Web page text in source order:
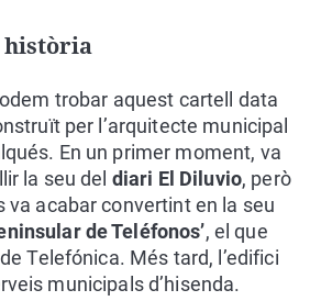
història
trobar aquest cartell data
per l’arquitecte municipal
En un primer moment, va
la seu del diari El Diluvio, però
va acabar convertint en la seu
de Teléfonos’, el que
Telefónica. Més tard, l’edifici
municipals d’hisenda.